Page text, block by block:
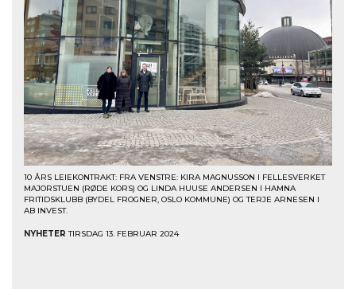
10 ÅRS LEIEKONTRAKT: FRA VENSTRE: KIRA MAGNUSSON I FELLESVERKET
MAJORSTUEN (RØDE KORS) OG LINDA HUUSE ANDERSEN I HAMNA
FRITIDSKLUBB (BYDEL FROGNER, OSLO KOMMUNE) OG TERJE ARNESEN I
AB INVEST.
NYHETER TIRSDAG 13. FEBRUAR 2024